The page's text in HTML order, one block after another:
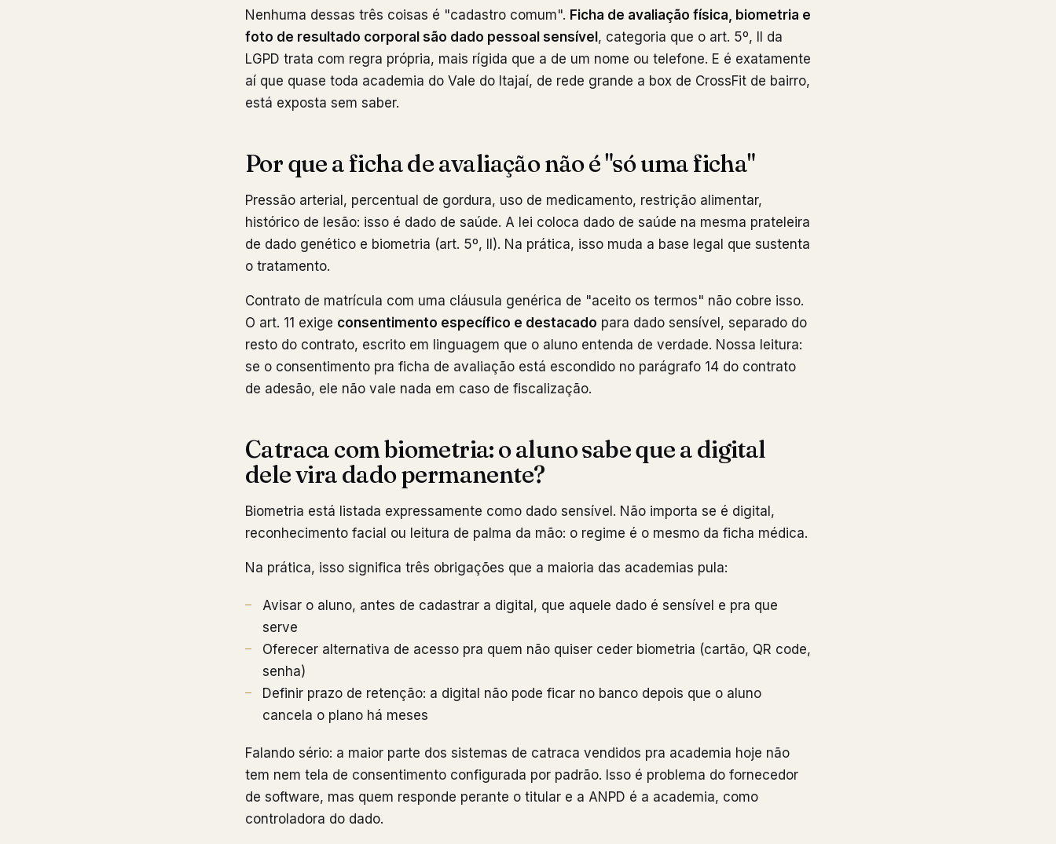
Nenhuma dessas três coisas é "cadastro comum". Ficha de avaliação física, biometria e
foto de resultado corporal são dado pessoal sensível, categoria que o art. 5º, II da
LGPD trata com regra própria, mais rígida que a de um nome ou telefone. E é exatamente
aí que quase toda academia do Vale do Itajaí, de rede grande a box de CrossFit de bairro,
está exposta sem saber.
Por que a ficha de avaliação não é "só uma ficha"
Pressão arterial, percentual de gordura, uso de medicamento, restrição alimentar,
histórico de lesão: isso é dado de saúde. A lei coloca dado de saúde na mesma prateleira
de dado genético e biometria (art. 5º, II). Na prática, isso muda a base legal que sustenta
o tratamento.
Contrato de matrícula com uma cláusula genérica de "aceito os termos" não cobre isso.
O art. 11 exige consentimento específico e destacado para dado sensível, separado do
resto do contrato, escrito em linguagem que o aluno entenda de verdade. Nossa leitura:
se o consentimento pra ficha de avaliação está escondido no parágrafo 14 do contrato
de adesão, ele não vale nada em caso de fiscalização.
Catraca com biometria: o aluno sabe que a digital
dele vira dado permanente?
Biometria está listada expressamente como dado sensível. Não importa se é digital,
reconhecimento facial ou leitura de palma da mão: o regime é o mesmo da ficha médica.
Na prática, isso significa três obrigações que a maioria das academias pula:
Avisar o aluno, antes de cadastrar a digital, que aquele dado é sensível e pra que
serve
Oferecer alternativa de acesso pra quem não quiser ceder biometria (cartão, QR code,
senha)
Definir prazo de retenção: a digital não pode ficar no banco depois que o aluno
cancela o plano há meses
Falando sério: a maior parte dos sistemas de catraca vendidos pra academia hoje não
tem nem tela de consentimento configurada por padrão. Isso é problema do fornecedor
de software, mas quem responde perante o titular e a ANPD é a academia, como
controladora do dado.